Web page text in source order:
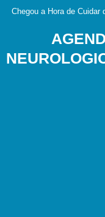
Chegou a Hora de